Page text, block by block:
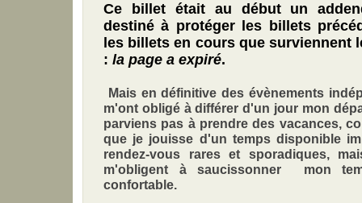
Ce billet était au début un
destiné à protéger les billets
les billets en cours que surviennent
: la page a expiré.
Mais en définitive des évènements
m'ont obligé à différer d'un jour mon
parviens pas à prendre des vacances,
que je jouisse d'un temps disponible
rendez-vous rares et sporadiques,
m'obligent à saucissonner mon
confortable.